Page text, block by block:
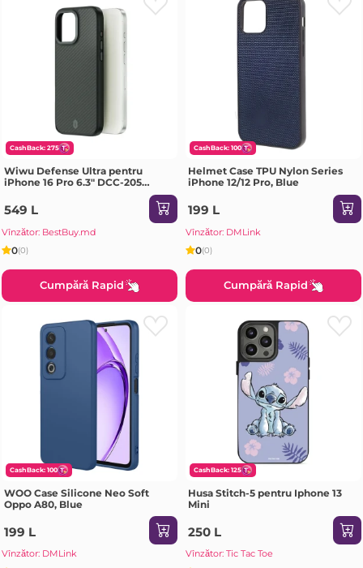
CashBack: 275
Wiwu Defense Ultra pentru
iPhone 16 Pro 6.3" DCC-205
549 L
Vînzător: BestBuy.md
0(0)
Cumpără Rapid
CashBack: 100
Helmet Case TPU Nylon Series
iPhone 12/12 Pro, Blue
199 L
Vînzător: DMLink
0(0)
Cumpără Rapid
CashBack: 100
WOO Case Silicone Neo Soft
Oppo A80, Blue
199 L
Vînzător: DMLink
CashBack: 125
Husa Stitch-5 pentru Iphone 13
Mini
250 L
Vînzător: Tic Tac Toe